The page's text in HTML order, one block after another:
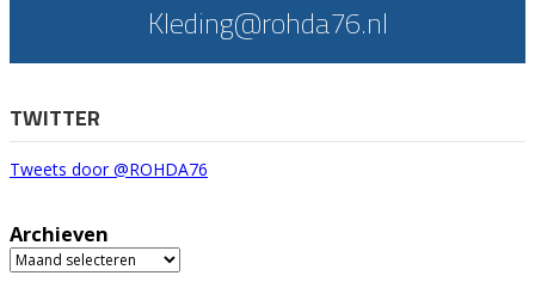
Kleding@rohda76.nl
TWITTER
Tweets door @ROHDA76
Archieven
Archieven